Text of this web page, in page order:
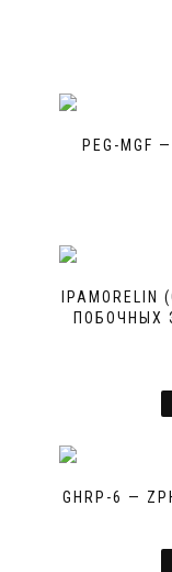
PEG-MGF
ПОБОЧНЫХ
GHRP-6 —